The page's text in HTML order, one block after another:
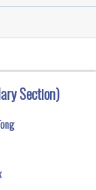
Section)